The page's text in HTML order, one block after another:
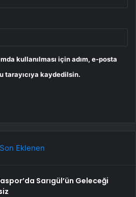
kullanılması için adım, e-posta
tarayıcıya kaydedilsin.
Son Eklenen
Sarıgül’ün Geleceği